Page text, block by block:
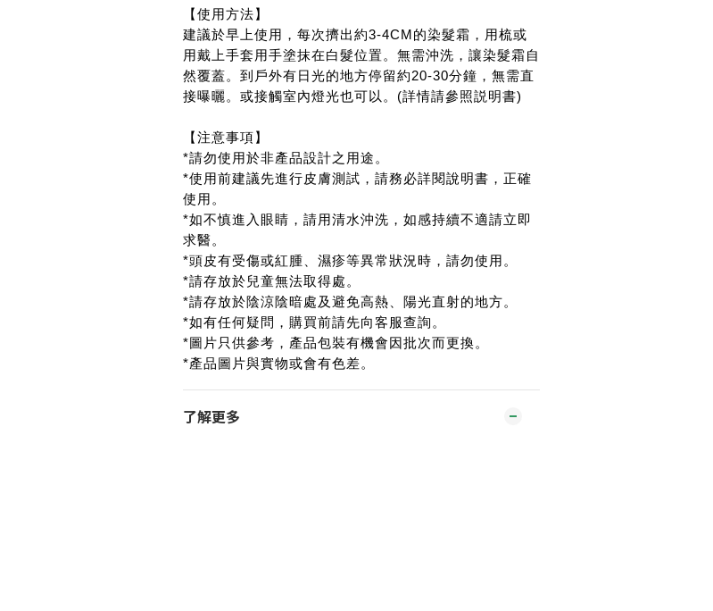
【使用方法】
建議於早上使用，每次擠出約3-4CM的染髮霜，用梳或
用戴上手套用手塗抹在白髮位置。無需沖洗，讓染髮霜自
然覆蓋。到戶外有日光的地方停留約20-30分鐘，無需直
接曝曬。或接觸室內燈光也可以。(詳情請參照説明書)
【注意事項】
*請勿使用於非產品設計之用途。
*使用前建議先進行皮膚測試，請務必詳閱說明書，正確
使用。
*如不慎進入眼睛，請用清水沖洗，如感持續不適請立即
求醫。
*頭皮有受傷或紅腫、濕疹等異常狀況時，請勿使用。
*請存放於兒童無法取得處。
*請存放於陰涼陰暗處及避免高熱、陽光直射的地方。
*如有任何疑問，購買前請先向客服查詢。
*圖片只供參考，產品包裝有機會因批次而更換。
*產品圖片與實物或會有色差。
了解更多